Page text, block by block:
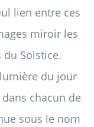
lien entre ces
miroir les
Solstice.
du jour
chacun de
sous le nom